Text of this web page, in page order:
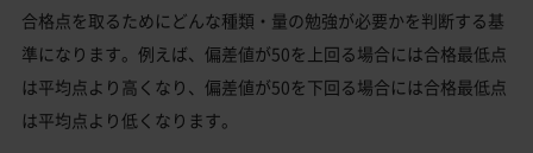
合格点を取るためにどんな種類・量の勉強が必要かを判断する基
準になります。例えば、偏差値が50を上回る場合には合格最低点
は平均点より高くなり、偏差値が50を下回る場合には合格最低点
は平均点より低くなります。